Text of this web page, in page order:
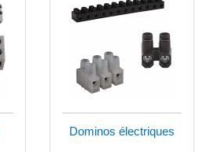
Dominos électriques